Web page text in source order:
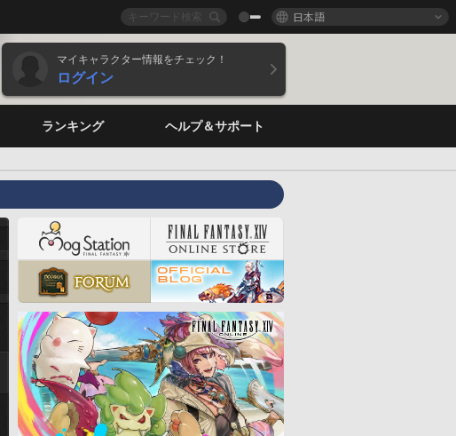
日本語
マイキャラクター情報をチェック！
ログイン
ランキング ヘルプ＆サポート